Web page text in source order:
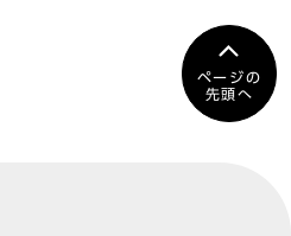
ページの
先頭へ